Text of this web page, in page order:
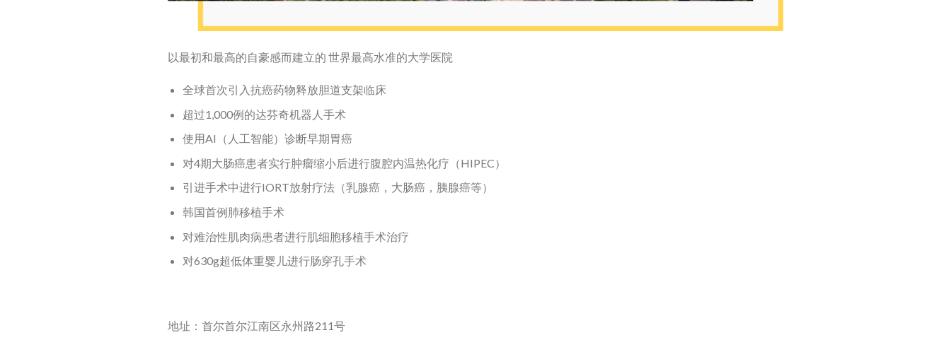
以最初和最高的自豪感而建立的 世界最高水准的大学医院
全球首次引入抗癌药物释放胆道支架临床
超过1,000例的达芬奇机器人手术
使用AI（人工智能）诊断早期胃癌
对4期大肠癌患者实行肿瘤缩小后进行腹腔内温热化疗（HIPEC）
引进手术中进行IORT放射疗法（乳腺癌，大肠癌，胰腺癌等）
韩国首例肺移植手术
对难治性肌肉病患者进行肌细胞移植手术治疗
对630g超低体重婴儿进行肠穿孔手术
地址：首尔首尔江南区永州路211号